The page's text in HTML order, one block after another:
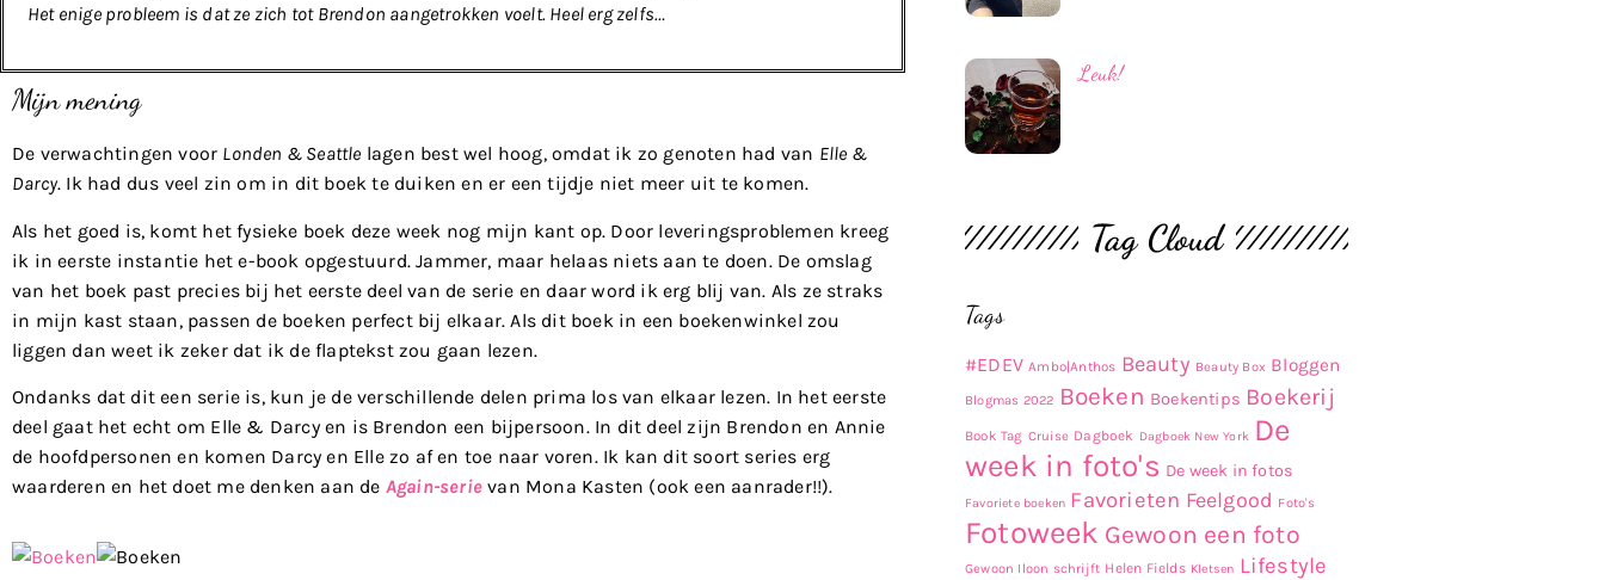
Het enige probleem is dat ze zich tot Brendon aangetrokken voelt. Heel erg zelfs…
Mijn mening
De verwachtingen voor Londen & Seattle lagen best wel hoog, omdat ik zo genoten had van Elle &
Darcy. Ik had dus veel zin om in dit boek te duiken en er een tijdje niet meer uit te komen.
Als het goed is, komt het fysieke boek deze week nog mijn kant op. Door leveringsproblemen kreeg
ik in eerste instantie het e-book opgestuurd. Jammer, maar helaas niets aan te doen. De omslag
van het boek past precies bij het eerste deel van de serie en daar word ik erg blij van. Als ze straks
in mijn kast staan, passen de boeken perfect bij elkaar. Als dit boek in een boekenwinkel zou
liggen dan weet ik zeker dat ik de flaptekst zou gaan lezen.
Ondanks dat dit een serie is, kun je de verschillende delen prima los van elkaar lezen. In het eerste
deel gaat het echt om Elle & Darcy en is Brendon een bijpersoon. In dit deel zijn Brendon en Annie
de hoofdpersonen en komen Darcy en Elle zo af en toe naar voren. Ik kan dit soort series erg
waarderen en het doet me denken aan de Again-serie van Mona Kasten (ook een aanrader!!).
Leuk!
Tag Cloud
Tags
#EDEV Ambo|Anthos Beauty Beauty Box Bloggen
Blogmas 2022 Boeken Boekentips Boekerij
Book Tag Cruise Dagboek Dagboek New York De
week in foto's De week in fotos
Favoriete boeken Favorieten Feelgood Foto's
Fotoweek Gewoon een foto
Gewoon Iloon schrijft Helen Fields Kletsen Lifestyle